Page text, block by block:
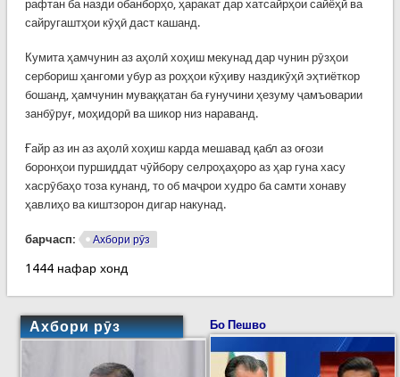
рафтан ба назди обанборҳо, ҳаракат дар хатсайрҳои сайёҳӣ ва
сайругаштҳои кӯҳӣ даст кашанд.
Кумита ҳамчунин аз аҳолӣ хоҳиш мекунад дар чунин рӯзҳои
сербориш ҳангоми убур аз роҳҳои кӯҳиву наздикӯҳӣ эҳтиёткор
бошанд, ҳамчунин муваққатан ба ғунучини ҳезуму ҷамъоварии
занбӯруғ, моҳидорӣ ва шикор низ нараванд.
Ғайр аз ин аз аҳолӣ хоҳиш карда мешавад қабл аз оғози
боронҳои пуршиддат чӯйбору селроҳаҳоро аз ҳар гуна хасу
хасрӯбаҳо тоза кунанд, то об маҷрои худро ба самти хонаву
ҳавлиҳо ва киштзорон дигар накунад.
барчасп: Ахбори рӯз
1444 нафар хонд
Ахбори рӯз Бо Пешво